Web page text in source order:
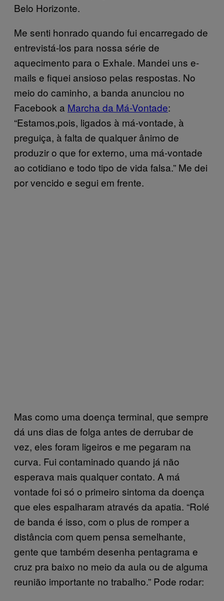
Belo Horizonte.
Me senti honrado quando fui encarregado de
entrevistá-los para nossa série de
aquecimento para o Exhale. Mandei uns e-
mails e fiquei ansioso pelas respostas. No
meio do caminho, a banda anunciou no
Facebook a Marcha da Má-Vontade:
“Estamos,pois, ligados à má-vontade, à
preguiça, à falta de qualquer ânimo de
produzir o que for externo, uma má-vontade
ao cotidiano e todo tipo de vida falsa.” Me dei
por vencido e segui em frente.
Mas como uma doença terminal, que sempre
dá uns dias de folga antes de derrubar de
vez, eles foram ligeiros e me pegaram na
curva. Fui contaminado quando já não
esperava mais qualquer contato. A má
vontade foi só o primeiro sintoma da doença
que eles espalharam através da apatia. “Rolé
de banda é isso, com o plus de romper a
distância com quem pensa semelhante,
gente que também desenha pentagrama e
cruz pra baixo no meio da aula ou de alguma
reunião importante no trabalho.” Pode rodar: